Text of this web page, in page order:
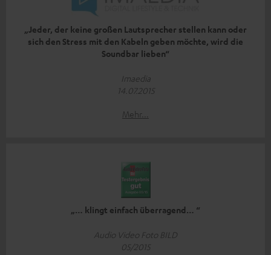
„Jeder, der keine großen Lautsprecher stellen kann oder
sich den Stress mit den Kabeln geben möchte, wird die
Soundbar lieben“
Imaedia
14.07.2015
Mehr...
„… klingt einfach überragend… “
Audio Video Foto BILD
05/2015